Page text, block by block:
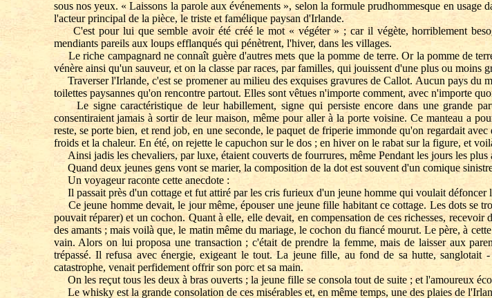
sous nos yeux. « Laissons la parole aux événements », selon la formule prudhommesque en
l'acteur principal de la pièce, le triste et famélique paysan d'Irlande.
C'est pour lui que semble avoir été créé le mot « végéter » ; car il végète, horriblement
mendiants pareils aux loups efflanqués qui pénètrent, l'hiver, dans les villages.
Le riche campagnard ne connaît guère d'autres mets que la pomme de terre. Or la pomme de
vénère ainsi qu'un sauveur, et on la classe par races, par familles, qui jouissent d'une plus ou moins
Traverser l'Irlande, c'est se promener au milieu des exquises gravures de Callot. Aucun pays du
toilettes paysannes qu'on rencontre partout. Elles sont vêtues n'importe comment, avec n'importe
Le signe caractéristique de leur habillement, signe qui persiste encore dans une grande
consentiraient jamais à sortir de leur maison, même pour aller à la porte voisine. Ce manteau a
reste, se porte bien, et rend job, en une seconde, le paquet de friperie immonde qu'on regardait
froids et la chaleur. En été, on rejette le capuchon sur le dos ; en hiver on le rabat sur la figure, et
Ainsi jadis les chevaliers, par luxe, étaient couverts de fourrures, même Pendant les jours les plus
Quand deux jeunes gens vont se marier, la composition de la dot est souvent d'un comique
Un voyageur raconte cette anecdote :
Il passait près d'un cottage et fut attiré par les cris furieux d'un jeune homme qui voulait
Ce jeune homme devait, le jour même, épouser une jeune fille habitant ce cottage. Les dots se
pouvait réparer) et un cochon. Quant à elle, elle devait, en compensation de ces richesses,
des amants ; mais voilà que, le matin même du mariage, le cochon du fiancé mourut. Le père, à
vain. Alors on lui proposa une transaction ; c'était de prendre la femme, mais de laisser aux
trépassé. Il refusa avec énergie, exigeant le tout. La jeune fille, au fond de sa hutte,
catastrophe, venait perfidement offrir son porc et sa main.
On les reçut tous les deux à bras ouverts ; la jeune fille se consola tout de suite ; et l'amoureux
Le whisky est la grande consolation de ces misérables et, en même temps, une des plaies de